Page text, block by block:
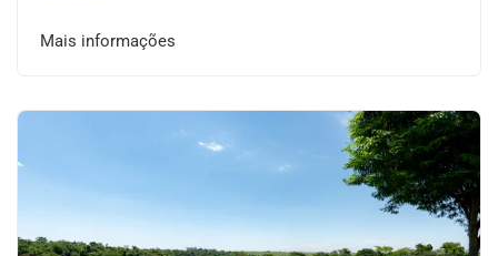
Mais informações